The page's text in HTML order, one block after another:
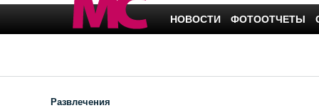
НОВОСТИ ФОТООТЧЕТЫ
Развлечения